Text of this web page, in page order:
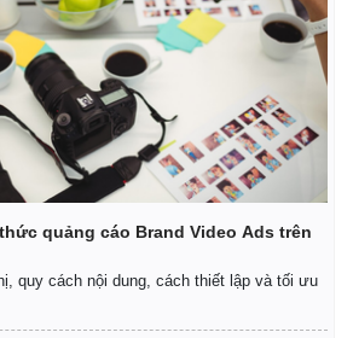
Multimedia
Video
E-Magazine
quảng cáo Brand Video Ads trên
quy cách nội dung, cách thiết lập và tối ưu